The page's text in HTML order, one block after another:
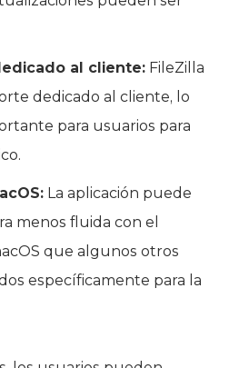
al cliente: FileZilla
dedicado al cliente, lo
para usuarios para
La aplicación puede
menos fluida con el
que algunos otros
específicamente para la